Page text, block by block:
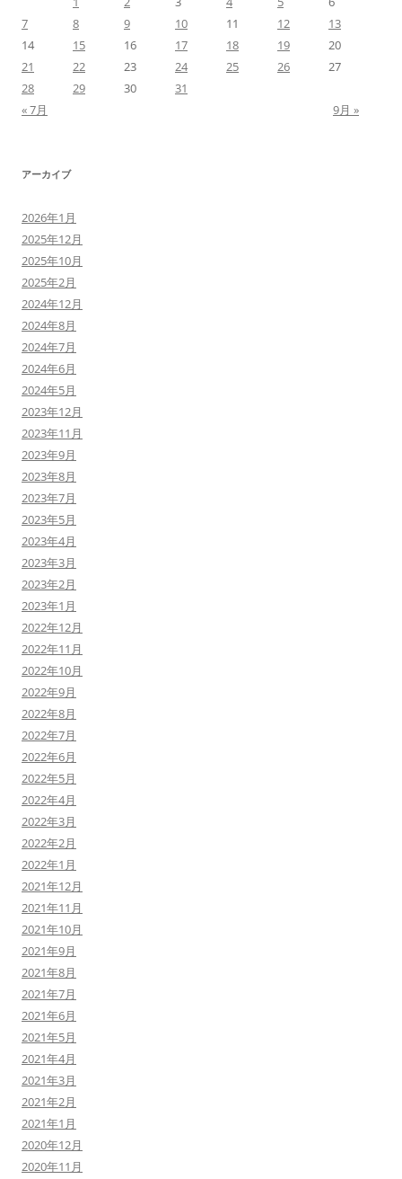
7
8 9 10 11 12
13
14
15 16 17 18 19
20
21
22 23 24 25 26
27
28
29 30
31
« 7月
9月 »
アーカイブ
2026年1月
2025年12月
2025年10月
2025年2月
2024年12月
2024年8月
2024年7月
2024年6月
2024年5月
2023年12月
2023年11月
2023年9月
2023年8月
2023年7月
2023年5月
2023年4月
2023年3月
2023年2月
2023年1月
2022年12月
2022年11月
2022年10月
2022年9月
2022年8月
2022年7月
2022年6月
2022年5月
2022年4月
2022年3月
2022年2月
2022年1月
2021年12月
2021年11月
2021年10月
2021年9月
2021年8月
2021年7月
2021年6月
2021年5月
2021年4月
2021年3月
2021年2月
2021年1月
2020年12月
2020年11月